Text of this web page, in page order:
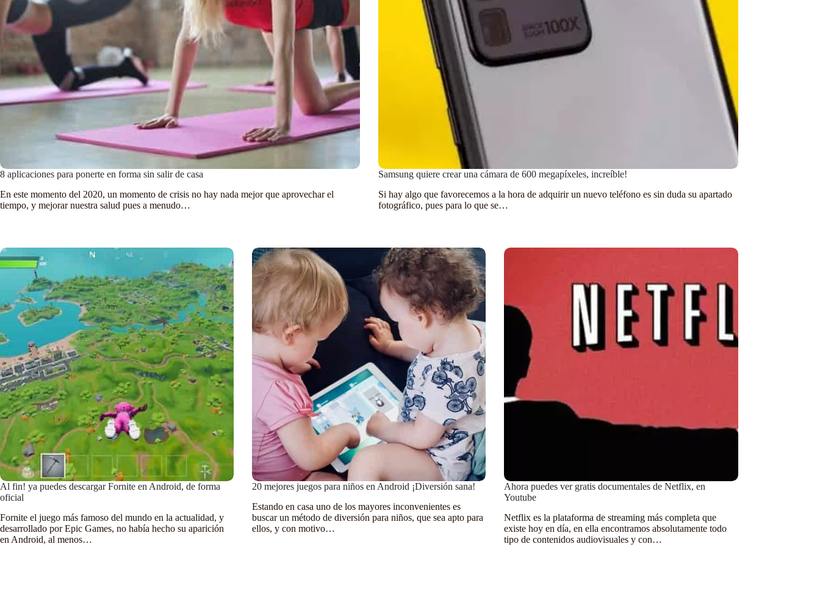
8 aplicaciones para ponerte en forma sin salir de casa
En este momento del 2020, un momento de crisis no hay nada mejor que aprovechar el
tiempo, y mejorar nuestra salud pues a menudo…
Samsung quiere crear una cámara de 600 megapíxeles, increíble!
Si hay algo que favorecemos a la hora de adquirir un nuevo teléfono es sin duda su apartado
fotográfico, pues para lo que se…
Al fin! ya puedes descargar Fornite en Android, de forma
oficial
Fornite el juego más famoso del mundo en la actualidad, y
desarrollado por Epic Games, no había hecho su aparición
en Android, al menos…
20 mejores juegos para niños en Android ¡Diversión sana!
Estando en casa uno de los mayores inconvenientes es
buscar un método de diversión para niños, que sea apto para
ellos, y con motivo…
Ahora puedes ver gratis documentales de Netflix, en
Youtube
Netflix es la plataforma de streaming más completa que
existe hoy en día, en ella encontramos absolutamente todo
tipo de contenidos audiovisuales y con…